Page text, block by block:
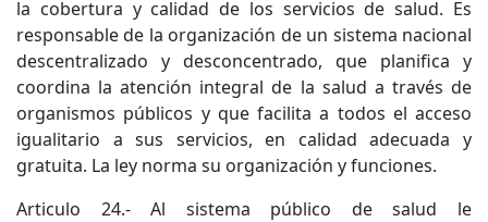
la cobertura y calidad de los servicios de salud. Es
responsable de la organización de un sistema nacional
descentralizado y desconcentrado, que planifica y
coordina la atención integral de la salud a través de
organismos públicos y que facilita a todos el acceso
igualitario a sus servicios, en calidad adecuada y
gratuita. La ley norma su organización y funciones.
Articulo 24.- Al sistema público de salud le